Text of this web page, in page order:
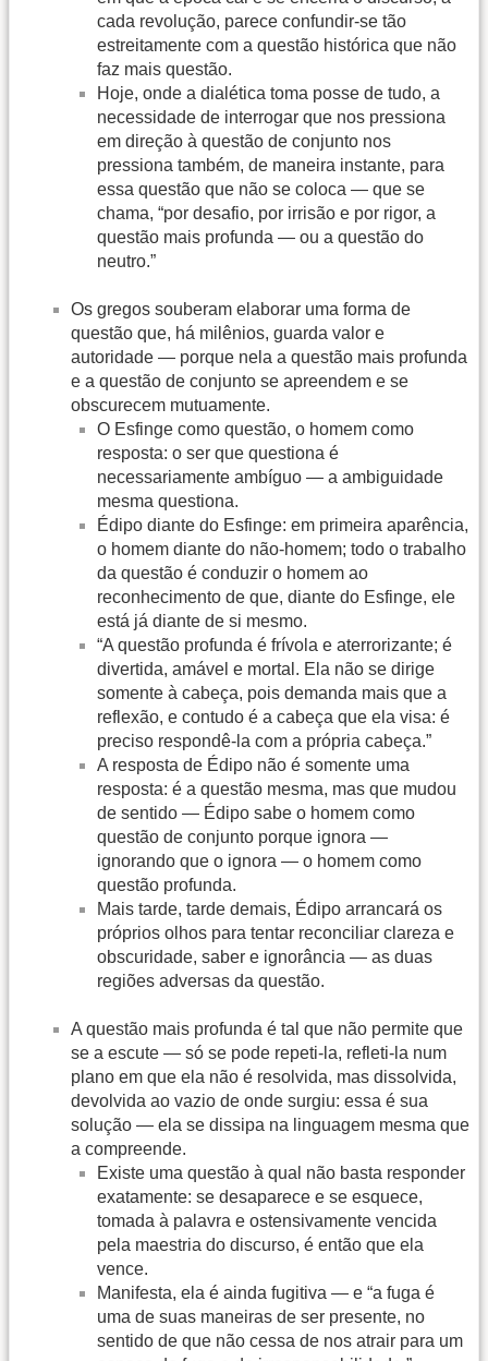
cada revolução, parece confundir-se tão
estreitamente com a questão histórica que não
faz mais questão.
Hoje, onde a dialética toma posse de tudo, a
necessidade de interrogar que nos pressiona
em direção à questão de conjunto nos
pressiona também, de maneira instante, para
essa questão que não se coloca — que se
chama, “por desafio, por irrisão e por rigor, a
questão mais profunda — ou a questão do
neutro.”
Os gregos souberam elaborar uma forma de
questão que, há milênios, guarda valor e
autoridade — porque nela a questão mais profunda
e a questão de conjunto se apreendem e se
obscurecem mutuamente.
O Esfinge como questão, o homem como
resposta: o ser que questiona é
necessariamente ambíguo — a ambiguidade
mesma questiona.
Édipo diante do Esfinge: em primeira aparência,
o homem diante do não-homem; todo o trabalho
da questão é conduzir o homem ao
reconhecimento de que, diante do Esfinge, ele
está já diante de si mesmo.
“A questão profunda é frívola e aterrorizante; é
divertida, amável e mortal. Ela não se dirige
somente à cabeça, pois demanda mais que a
reflexão, e contudo é a cabeça que ela visa: é
preciso respondê-la com a própria cabeça.”
A resposta de Édipo não é somente uma
resposta: é a questão mesma, mas que mudou
de sentido — Édipo sabe o homem como
questão de conjunto porque ignora —
ignorando que o ignora — o homem como
questão profunda.
Mais tarde, tarde demais, Édipo arrancará os
próprios olhos para tentar reconciliar clareza e
obscuridade, saber e ignorância — as duas
regiões adversas da questão.
A questão mais profunda é tal que não permite que
se a escute — só se pode repeti-la, refleti-la num
plano em que ela não é resolvida, mas dissolvida,
devolvida ao vazio de onde surgiu: essa é sua
solução — ela se dissipa na linguagem mesma que
a compreende.
Existe uma questão à qual não basta responder
exatamente: se desaparece e se esquece,
tomada à palavra e ostensivamente vencida
pela maestria do discurso, é então que ela
vence.
Manifesta, ela é ainda fugitiva — e “a fuga é
uma de suas maneiras de ser presente, no
sentido de que não cessa de nos atrair para um